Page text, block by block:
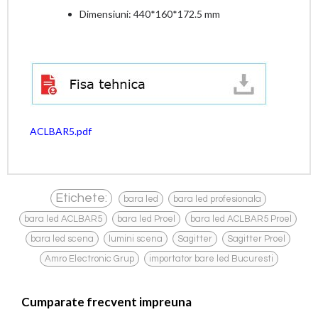
Dimensiuni: 440*160*172.5 mm
ACLBAR5.pdf
Etichete: bara led , bara led profesionala ,
bara led ACLBAR5 bara led Proel bara led ACLBAR5 Proel
bara led scena lumini scena Sagitter Sagitter Proel
Amro Electronic Grup importator bare led Bucuresti
Cumparate frecvent impreuna